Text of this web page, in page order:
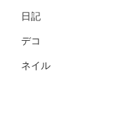
日記
デコ
ネイル